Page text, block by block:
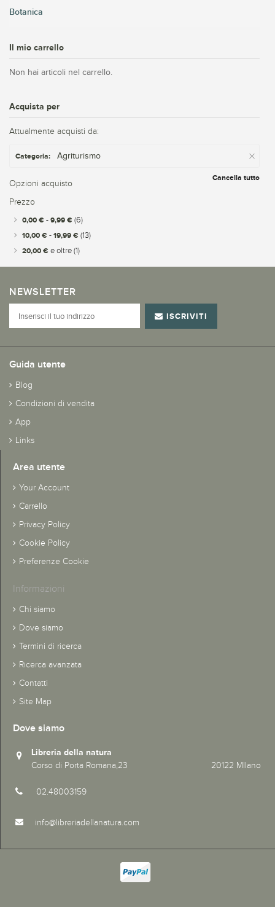
Botanica
Il mio carrello
Non hai articoli nel carrello.
Acquista per
Attualmente acquisti da:
Categoria: Agriturismo
Cancella tutto
Opzioni acquisto
Prezzo
0,00 € - 9,99 € (6)
10,00 € - 19,99 € (13)
20,00 € e oltre (1)
NEWSLETTER
ISCRIVITI
Guida utente
Blog
Condizioni di vendita
App
Links
Area utente
Your Account
Carrello
Privacy Policy
Cookie Policy
Preferenze Cookie
Informazioni
Chi siamo
Dove siamo
Termini di ricerca
Ricerca avanzata
Contatti
Site Map
Dove siamo
Libreria della natura
Corso di Porta Romana,23 20122 MIlano
02.48003159
info@libreriadellanatura.com